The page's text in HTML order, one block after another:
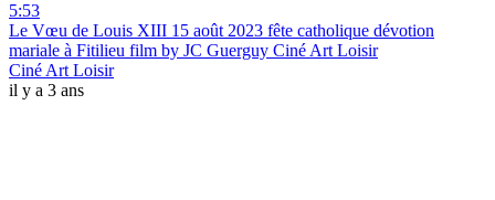
5:53
Le Vœu de Louis XIII 15 août 2023 fête catholique dévotion
mariale à Fitilieu film by JC Guerguy Ciné Art Loisir
Ciné Art Loisir
il y a 3 ans